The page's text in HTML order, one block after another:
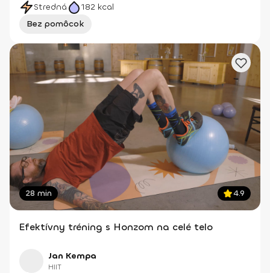
Stredná 182 kcal
Bez pomôcok
28 min 4.9
Efektívny tréning s Honzom na celé telo
Jan Kempa
HIIT